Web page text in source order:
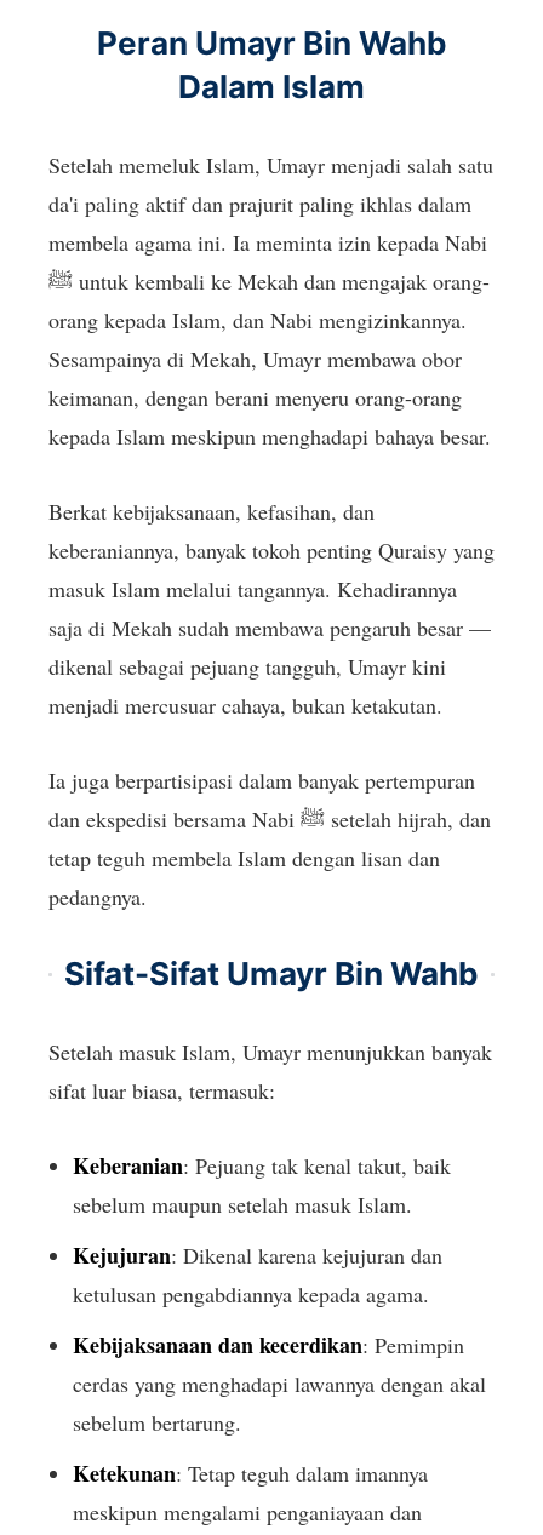
Peran Umayr Bin Wahb
Dalam Islam
Setelah memeluk Islam, Umayr menjadi salah satu
da'i paling aktif dan prajurit paling ikhlas dalam
membela agama ini. Ia meminta izin kepada Nabi
ﷺ untuk kembali ke Mekah dan mengajak orang-
orang kepada Islam, dan Nabi mengizinkannya.
Sesampainya di Mekah, Umayr membawa obor
keimanan, dengan berani menyeru orang-orang
kepada Islam meskipun menghadapi bahaya besar.
Berkat kebijaksanaan, kefasihan, dan
keberaniannya, banyak tokoh penting Quraisy yang
masuk Islam melalui tangannya. Kehadirannya
saja di Mekah sudah membawa pengaruh besar —
dikenal sebagai pejuang tangguh, Umayr kini
menjadi mercusuar cahaya, bukan ketakutan.
Ia juga berpartisipasi dalam banyak pertempuran
dan ekspedisi bersama Nabi ﷺ setelah hijrah, dan
tetap teguh membela Islam dengan lisan dan
pedangnya.
Sifat-Sifat Umayr Bin Wahb
Setelah masuk Islam, Umayr menunjukkan banyak
sifat luar biasa, termasuk:
Keberanian: Pejuang tak kenal takut, baik
sebelum maupun setelah masuk Islam.
Kejujuran: Dikenal karena kejujuran dan
ketulusan pengabdiannya kepada agama.
Kebijaksanaan dan kecerdikan: Pemimpin
cerdas yang menghadapi lawannya dengan akal
sebelum bertarung.
Ketekunan: Tetap teguh dalam imannya
meskipun mengalami penganiayaan dan